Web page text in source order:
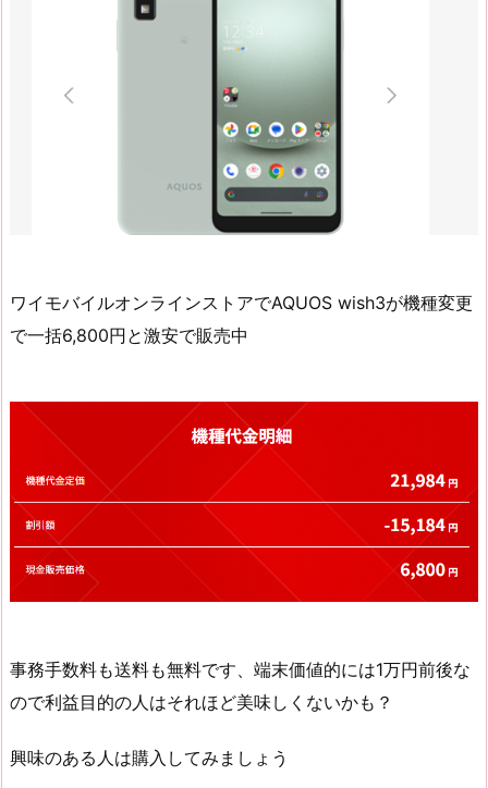
ワイモバイルオンラインストアでAQUOS wish3が機種変更
で一括6,800円と激安で販売中
事務手数料も送料も無料です、端末価値的には1万円前後な
ので利益目的の人はそれほど美味しくないかも？
興味のある人は購入してみましょう